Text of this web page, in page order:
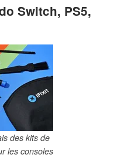
Switch, PS5,
des kits de
les consoles